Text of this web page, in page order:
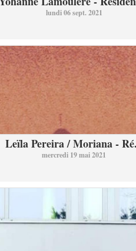
lundi 06 sept. 2021
Leïla Pereira / Moriana -
mercredi 19 mai 2021